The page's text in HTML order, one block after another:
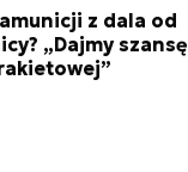
z dala od
„Dajmy szansę